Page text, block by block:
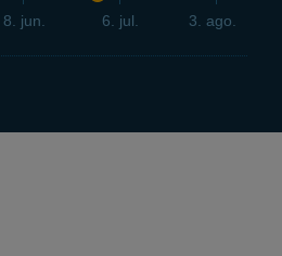
8. jun. 6. jul. 3. ago.